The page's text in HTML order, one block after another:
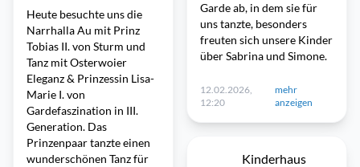
Heute besuchte uns die
Narrhalla Au mit Prinz
Tobias II. von Sturm und
Tanz mit Osterwoier
Eleganz & Prinzessin Lisa-
Marie I. von
Gardefaszination in III.
Generation. Das
Prinzenpaar tanzte einen
wunderschönen Tanz für
Garde ab, in dem sie für
uns tanzte, besonders
freuten sich unsere Kinder
über Sabrina und Simone.
12.02.2026,
12:20
mehr
anzeigen
Kinderhaus